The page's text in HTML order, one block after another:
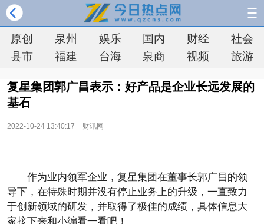
原创 泉州 娱乐 国内 财经
社会
县市
福建 台海 泉商 视频 旅游
复星集团郭广昌表示：好产品是企业长远发展的
基石
2022-10-24 13:40:17 财讯网
作为业内领军企业，复星集团在董事长郭广昌的领
导下，在特殊时期并没有停止业务上的升级，一直致力
于创新领域的研发，并取得了极佳的成绩，具体信息大
家接下来和小编看一看吧！